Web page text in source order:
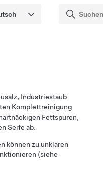
Industriestaub
Komplettreinigung
Fettspuren,
Seife ab.
können zu unklaren
(siehe